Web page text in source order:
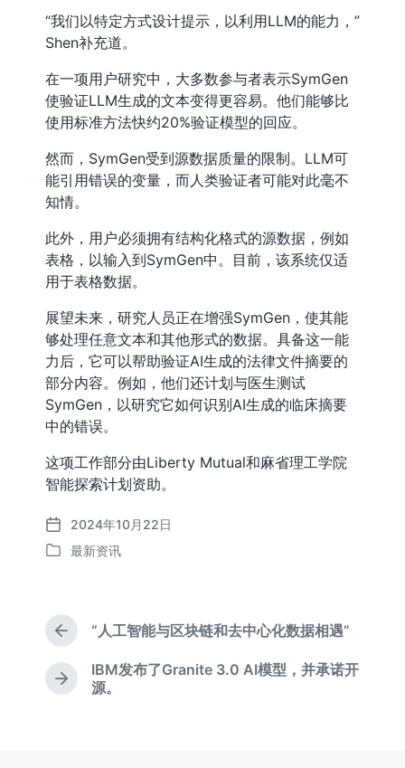
“我们以特定方式设计提示，以利用LLM的能力，”
Shen补充道。
在一项用户研究中，大多数参与者表示SymGen
使验证LLM生成的文本变得更容易。他们能够比
使用标准方法快约20%验证模型的回应。
然而，SymGen受到源数据质量的限制。LLM可
能引用错误的变量，而人类验证者可能对此毫不
知情。
此外，用户必须拥有结构化格式的源数据，例如
表格，以输入到SymGen中。目前，该系统仅适
用于表格数据。
展望未来，研究人员正在增强SymGen，使其能
够处理任意文本和其他形式的数据。具备这一能
力后，它可以帮助验证AI生成的法律文件摘要的
部分内容。例如，他们还计划与医生测试
SymGen，以研究它如何识别AI生成的临床摘要
中的错误。
这项工作部分由Liberty Mutual和麻省理工学院
智能探索计划资助。
发
布
2024年10月22日
发
最新资讯
上
文
章
“人工智能与区块链和去中心化数据相遇”
下
IBM发布了Granite 3.0 AI模型，并承诺开
源。